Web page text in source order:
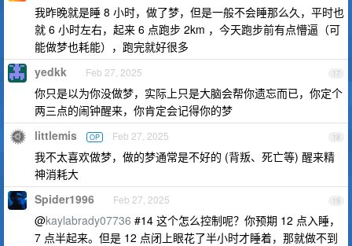
我昨晚就是睡 8 小时，做了梦，但是一般不会睡那么久，平时也
就 6 小时左右，起来 6 点跑步 2km ，今天跑步前有点懵逼（可
能做梦也耗能），跑完就好很多
17
yedkk Feb 27, 2025
你只是以为你没做梦，实际上只是大脑会帮你遗忘而已，你定个
两三点的闹钟醒来，你肯定会记得你的梦
18
littlemis OP Feb 27, 2025
我不太喜欢做梦，做的梦通常是不好的 (背叛、死亡等) 醒来精
神消耗大
19
Spider1996 Feb 27, 2025
@kaylabrady07736 #14 这个怎么控制呢？你预期 12 点入睡，
7 点半起来。但是 12 点闭上眼花了半小时才睡着，那就做不到